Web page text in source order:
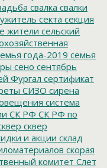
свалка свалки
секта секция
жители сельский
года-2019 семья
сено сентябрь
Фургал сертификат
СИЗО сирена
система
СК РФ СК РФ по
сквер
и акции склад
скорая
комитет Слет